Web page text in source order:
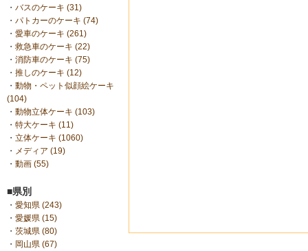
・ バスのケーキ (31)
・ パトカーのケーキ (74)
・ 愛車のケーキ (261)
・ 救急車のケーキ (22)
・ 消防車のケーキ (75)
・ 推しのケーキ (12)
・ 動物・ペット似顔絵ケーキ
(104)
・ 動物立体ケーキ (103)
・ 特大ケーキ (11)
・ 立体ケーキ (1060)
・ メディア (19)
・ 動画 (55)
■県別
・ 愛知県 (243)
・ 愛媛県 (15)
・ 茨城県 (80)
・ 岡山県 (67)